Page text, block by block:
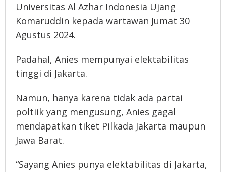
Universitas Al Azhar Indonesia Ujang
Komaruddin kepada wartawan Jumat 30
Agustus 2024.
Padahal, Anies mempunyai elektabilitas
tinggi di Jakarta.
Namun, hanya karena tidak ada partai
poltiik yang mengusung, Anies gagal
mendapatkan tiket Pilkada Jakarta maupun
Jawa Barat.
“Sayang Anies punya elektabilitas di Jakarta,